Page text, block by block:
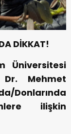
DİKKAT!
Üniversitesi
Mehmet
Donlarında
ilişkin